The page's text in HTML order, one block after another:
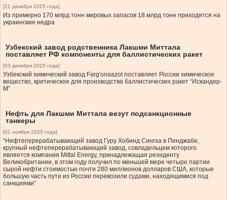
[21 декабря 2025 года]
Из примерно 170 млрд тонн мировых запасов 18 млрд тонн приходятся на
украинские недра
Узбекский завод родственника Лакшми Миттала
поставляет РФ компоненты для баллистических ракет
[03 декабря 2025 года]
Узбекский химический завод Farg'onaazot поставляет России химическое
вещество, критическое для производства баллистических ракет “Искандер-
М”
Нефть для Лакшми Миттала везут подсанкционные
танкеры
[01 ноября 2025 года]
“Нефтеперерабатывающий завод Гуру Хобинд Сингха в Пенджабе,
крупный нефтеперерабатывающий завод, совладельцем которого
является компания Mittal Energy, принадлежащая резиденту
Великобритании, в этом году получил по меньшей мере четыре партии
сырой нефти стоимостью почти 280 миллионов долларов США, которые
большую часть пути из России перевозили судами, находящимися под
санкциями”